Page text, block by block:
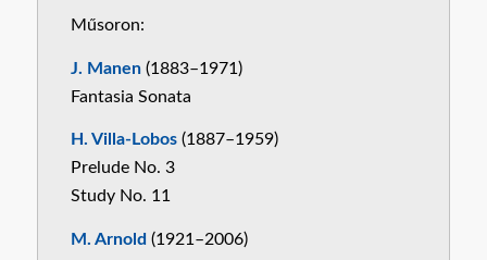
Műsoron:
J. Manen(1883–1971)
Fantasia Sonata
H. Villa-Lobos(1887–1959)
Prelude No. 3
Study No. 11
M. Arnold (1921–2006)